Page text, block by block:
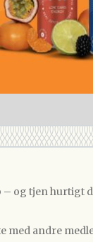
– og tjen hurtigt
med andre